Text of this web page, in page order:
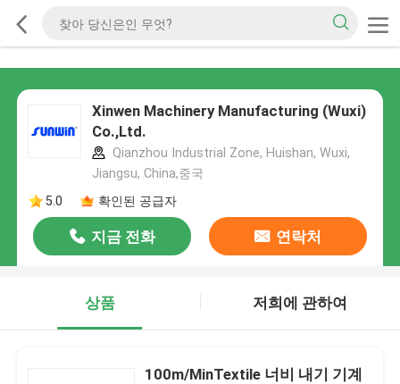
Xinwen Machinery Manufacturing (Wuxi)
Co.,Ltd.
Qianzhou Industrial Zone, Huishan, Wuxi,
Jiangsu, China,중국
5.0
확인된 공급자
지금 전화 연락처
상품 저희에 관하여
100m/MinTextile 너비 내기 기계